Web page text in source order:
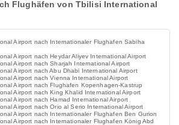
Flughäfen von Tbilisi International
Airport nach Internationaler Flughafen Sabiha
Airport nach Heydar Aliyev International Airport
Airport nach Sharjah International Airport
Airport nach Abu Dhabi International Airport
Airport nach Vienna International Airport
Airport nach Flughafen Kopenhagen-Kastrup
Airport nach King Khalid International Airport
Airport nach Hamad International Airport
Airport nach Orio al Serio International Airport
Airport nach Internationaler Flughafen Ben Gurion
Airport nach Internationaler Flughafen König Abd